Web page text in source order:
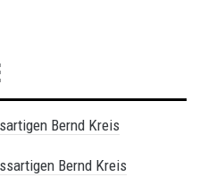
Bernd Kreis
Bernd Kreis